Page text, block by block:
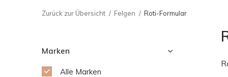
Zurück zur Übersicht Felgen Roti-Formular
Marken
Alle Marken